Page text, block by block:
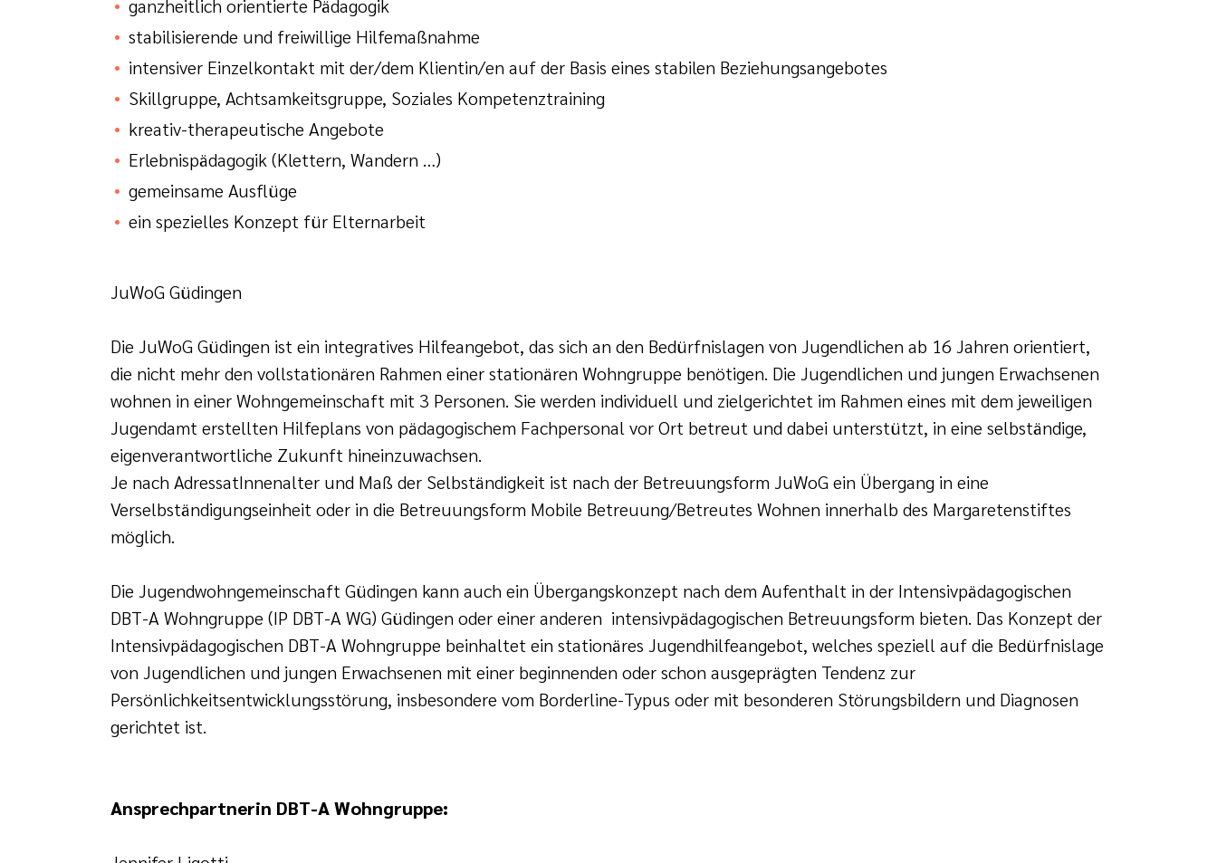
ganzheitlich orientierte Pädagogik
stabilisierende und freiwillige Hilfemaßnahme
intensiver Einzelkontakt mit der/dem Klientin/en auf der Basis eines stabilen Beziehungsangebotes
Skillgruppe, Achtsamkeitsgruppe, Soziales Kompetenztraining
kreativ-therapeutische Angebote
Erlebnispädagogik (Klettern, Wandern …)
gemeinsame Ausflüge
ein spezielles Konzept für Elternarbeit
JuWoG Güdingen
Die JuWoG Güdingen ist ein integratives Hilfeangebot, das sich an den Bedürfnislagen von Jugendlichen ab 16 Jahren orientiert,
die nicht mehr den vollstationären Rahmen einer stationären Wohngruppe benötigen. Die Jugendlichen und jungen Erwachsenen
wohnen in einer Wohngemeinschaft mit 3 Personen. Sie werden individuell und zielgerichtet im Rahmen eines mit dem jeweiligen
Jugendamt erstellten Hilfeplans von pädagogischem Fachpersonal vor Ort betreut und dabei unterstützt, in eine selbständige,
eigenverantwortliche Zukunft hineinzuwachsen.
Je nach AdressatInnenalter und Maß der Selbständigkeit ist nach der Betreuungsform JuWoG ein Übergang in eine
Verselbständigungseinheit oder in die Betreuungsform Mobile Betreuung/Betreutes Wohnen innerhalb des Margaretenstiftes
möglich.
Die Jugendwohngemeinschaft Güdingen kann auch ein Übergangskonzept nach dem Aufenthalt in der Intensivpädagogischen
DBT-A Wohngruppe (IP DBT-A WG) Güdingen oder einer anderen intensivpädagogischen Betreuungsform bieten. Das Konzept der
Intensivpädagogischen DBT-A Wohngruppe beinhaltet ein stationäres Jugendhilfeangebot, welches speziell auf die Bedürfnislage
von Jugendlichen und jungen Erwachsenen mit einer beginnenden oder schon ausgeprägten Tendenz zur
Persönlichkeitsentwicklungsstörung, insbesondere vom Borderline-Typus oder mit besonderen Störungsbildern und Diagnosen
gerichtet ist.
Ansprechpartnerin DBT-A Wohngruppe: